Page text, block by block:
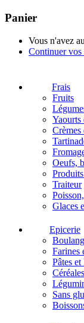
Panier
Vous n'avez
Continuer vos
Frais
Fruits
Yaourts
Crèmes
Oeufs,
Traiteur
Glaces
Epicerie
Farines
Pâtes
Sans